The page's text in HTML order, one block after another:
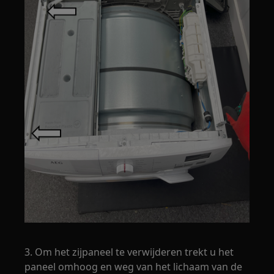
3. Om het zijpaneel te verwijderen trekt u het
paneel omhoog en weg van het lichaam van de